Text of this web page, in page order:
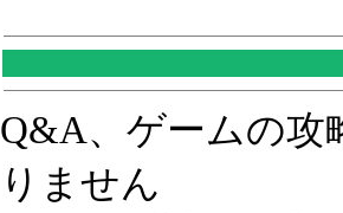
Q&A、ゲームの攻
りません